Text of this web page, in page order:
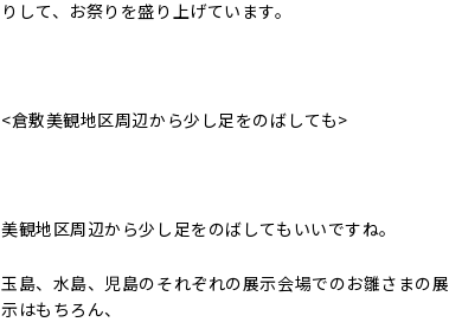
りして、お祭りを盛り上げています。
<倉敷美観地区周辺から少し足をのばしても>
美観地区周辺から少し足をのばしてもいいですね。
玉島、水島、児島のそれぞれの展示会場でのお雛さまの展
示はもちろん、